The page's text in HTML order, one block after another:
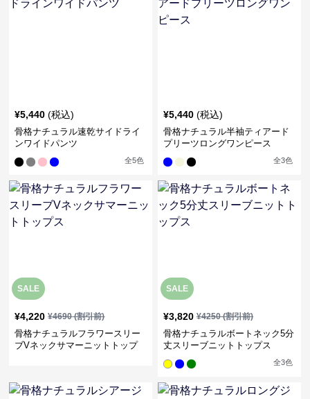
¥5,440 (税込)
骨格ナチュラル速乾サイドライ
ンワイドパンツ
全5色
¥5,440 (税込)
骨格ナチュラル半袖ティアード
プリーツロングワンピース
全3色
SALE
¥4,220 ¥4690(割引前)
骨格ナチュラルフラワースリー
ブVネックサマーニットトップ
SALE
¥3,820 ¥4250(割引前)
骨格ナチュラルボートネック5分
丈スリーブニットトップス
全3色